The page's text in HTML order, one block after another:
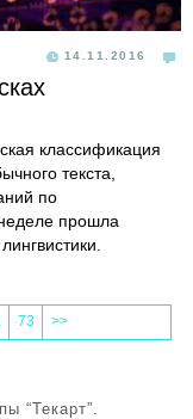
14.11.2016
классификация
текста,
по
прошла
73 >>
“Текарт”.